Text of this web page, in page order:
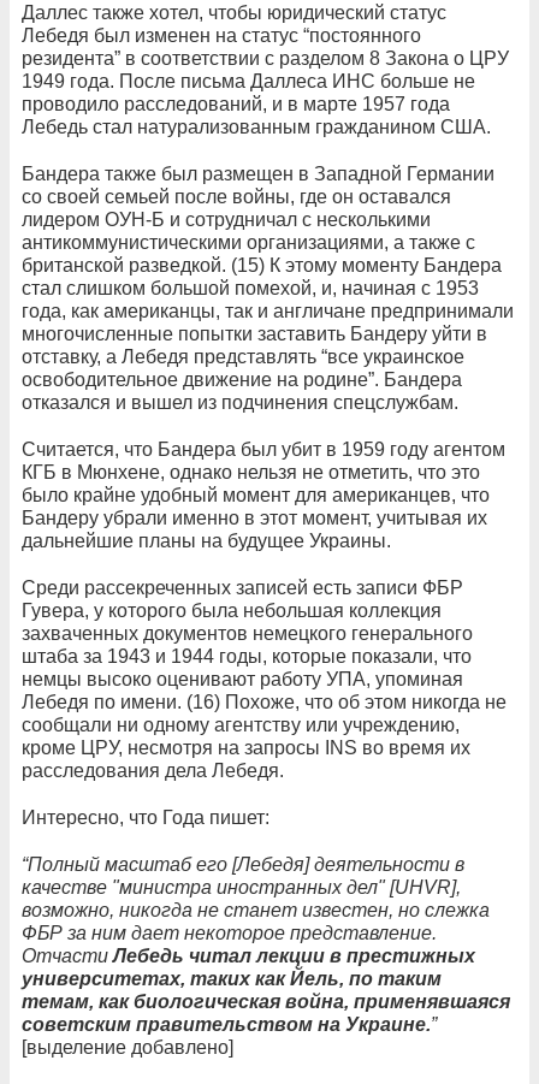
Даллес также хотел, чтобы юридический статус
Лебедя был изменен на статус “постоянного
резидента” в соответствии с разделом 8 Закона о ЦРУ
1949 года. После письма Даллеса ИНС больше не
проводило расследований, и в марте 1957 года
Лебедь стал натурализованным гражданином США.
Бандера также был размещен в Западной Германии
со своей семьей после войны, где он оставался
лидером ОУН-Б и сотрудничал с несколькими
антикоммунистическими организациями, а также с
британской разведкой. (15) К этому моменту Бандера
стал слишком большой помехой, и, начиная с 1953
года, как американцы, так и англичане предпринимали
многочисленные попытки заставить Бандеру уйти в
отставку, а Лебедя представлять “все украинское
освободительное движение на родине”. Бандера
отказался и вышел из подчинения спецслужбам.
Считается, что Бандера был убит в 1959 году агентом
КГБ в Мюнхене, однако нельзя не отметить, что это
было крайне удобный момент для американцев, что
Бандеру убрали именно в этот момент, учитывая их
дальнейшие планы на будущее Украины.
Среди рассекреченных записей есть записи ФБР
Гувера, у которого была небольшая коллекция
захваченных документов немецкого генерального
штаба за 1943 и 1944 годы, которые показали, что
немцы высоко оценивают работу УПА, упоминая
Лебедя по имени. (16) Похоже, что об этом никогда не
сообщали ни одному агентству или учреждению,
кроме ЦРУ, несмотря на запросы INS во время их
расследования дела Лебедя.
Интересно, что Года пишет:
“Полный масштаб его [Лебедя] деятельности в
качестве "министра иностранных дел" [UHVR],
возможно, никогда не станет известен, но слежка
ФБР за ним дает некоторое представление.
ОтчастиЛебедь читал лекции в престижных
университетах, таких как Йель, по таким
темам, как биологическая война, применявшаяся
советским правительством на Украине.”
[выделение добавлено]